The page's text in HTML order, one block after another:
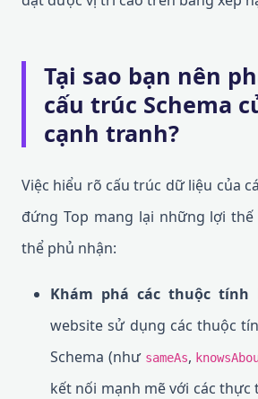
Tại sao bạn nên
cấu trúc Schema
cạnh tranh?
Việc hiểu rõ cấu trúc dữ liệu của
đứng Top mang lại những lợi
thể phủ nhận:
Khám phá các thuộc tính
website sử dụng các thuộc
Schema (như sameAs,
kết nối mạnh mẽ với các thực